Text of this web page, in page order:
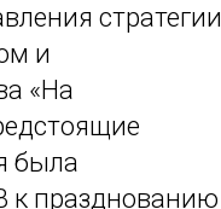
стратегии
и
«На
была
к празднованию